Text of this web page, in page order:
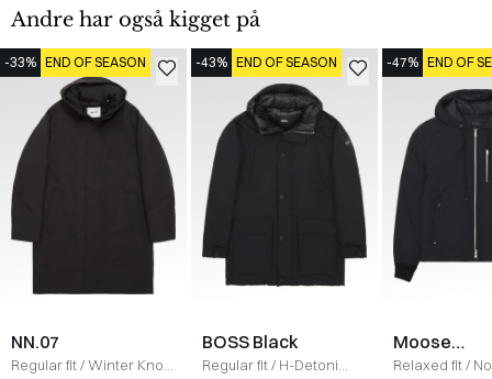
Andre har også kigget på
-33% END OF SEASON
NN.07
Regular fit/Winter Knox
-43% END OF SEASON
BOSS Black
Regular fit/ H-Detoni
-47% END OF
Moose
Knuckles
Relaxed fit/